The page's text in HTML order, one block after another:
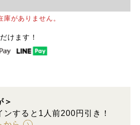
庫がありません。
けます！
＞
ンすると1人前200円引き！